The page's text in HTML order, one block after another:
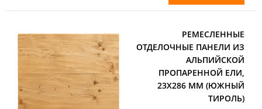
РЕМЕСЛЕННЫЕ
ОТДЕЛОЧНЫЕ ПАНЕЛИ ИЗ
АЛЬПИЙСКОЙ
ПРОПАРЕННОЙ ЕЛИ,
23Х286 ММ (ЮЖНЫЙ
ТИРОЛЬ)